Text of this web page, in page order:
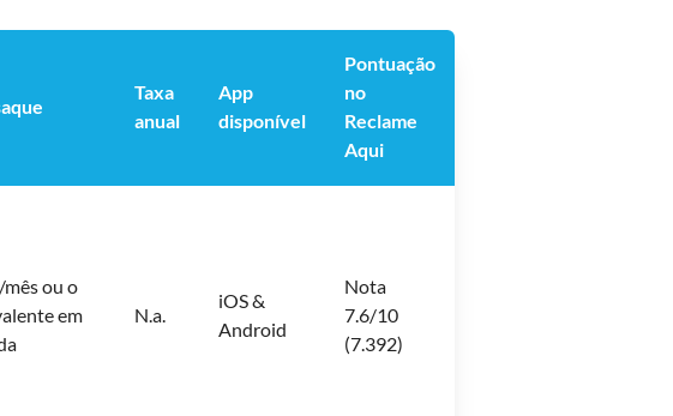
Taxa
anual
App
disponível
Pontuação
no
Reclame
Aqui
ou o
em
N.a.
iOS &
Android
Nota
7.6/10
(7.392)